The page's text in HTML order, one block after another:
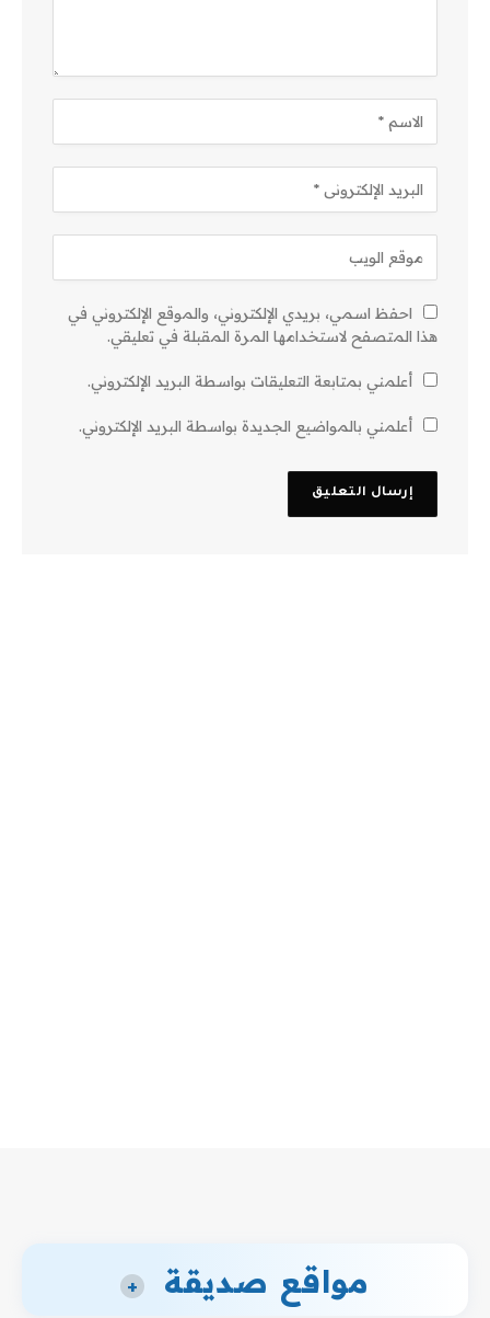
احفظ اسمي، بريدي الإلكتروني، والموقع الإلكتروني في
هذا المتصفح لاستخدامها المرة المقبلة في تعليقي.
أعلمني بمتابعة التعليقات بواسطة البريد الإلكتروني.
أعلمني بالمواضيع الجديدة بواسطة البريد الإلكتروني.
مواقع صديقة +